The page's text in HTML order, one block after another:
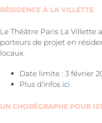
RÉSIDENCE À LA VILLETTE
Le Théâtre Paris La Villette
porteurs de projet en
locaux.
Date limite : 3 février
Plus d’infos ici
UN CHORÉGRAPHE POUR